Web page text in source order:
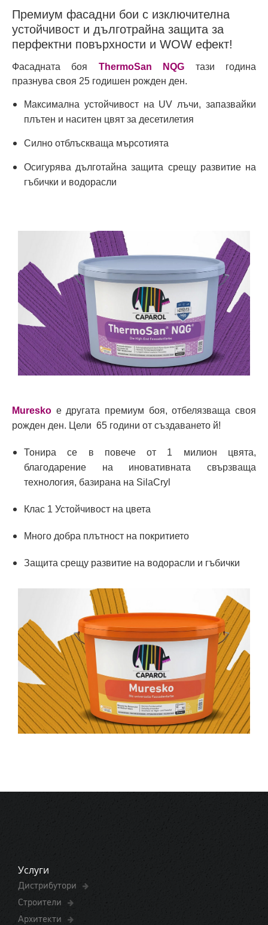
Премиум фасадни бои с изключителна
устойчивост и дълготрайна защита за
перфектни повърхности и WOW ефект!
Фасадната боя ThermoSan NQG тази година
празнува своя 25 годишен рожден ден.
Максимална устойчивост на UV лъчи, запазвайки
плътен и наситен цвят за десетилетия
Силно отблъскваща мърсотията
Осигурява дълготайна защита срещу развитие на
гъбички и водорасли
Muresko е другата премиум боя, отбелязваща своя
рожден ден. Цели 65 години от създаването й!
Тонира се в повече от 1 милион цвята,
благодарение на иновативната свързваща
технология, базирана на SilaCryl
Клас 1 Устойчивост на цвета
Много добра плътност на покритието
Защита срещу развитие на водорасли и гъбички
Услуги
Дистрибутори
Строители
Архитекти